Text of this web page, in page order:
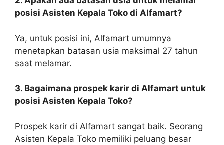
posisi Asisten Kepala Toko di Alfamart?
Ya, untuk posisi ini, Alfamart umumnya
menetapkan batasan usia maksimal 27 tahun
saat melamar.
3. Bagaimana prospek karir di Alfamart untuk
posisi Asisten Kepala Toko?
Prospek karir di Alfamart sangat baik. Seorang
Asisten Kepala Toko memiliki peluang besar